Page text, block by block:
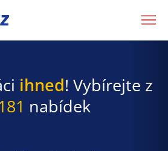
ihned! Vybírejte z
nabídek